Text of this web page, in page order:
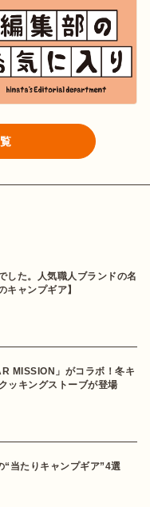
した。人気職人ブランドの名
キャンプギア】
MISSION」がコラボ！冬キ
ッキングストーブが登場
“当たりキャンプギア”4選